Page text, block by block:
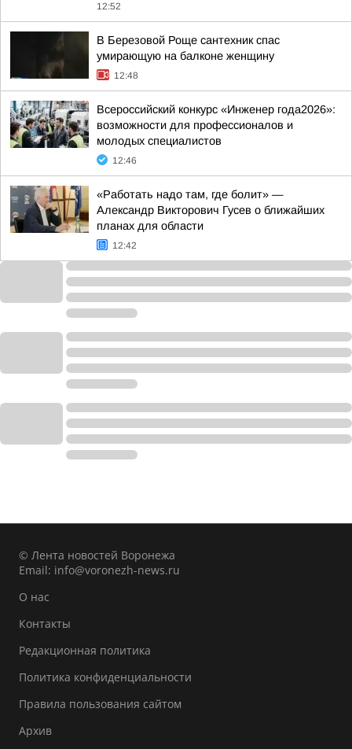
12:52
В Березовой Роще сантехник спас
умирающую на балконе женщину
12:48
Всероссийский конкурс «Инженер года2026»:
возможности для профессионалов и
молодых специалистов
12:46
«Работать надо там, где болит» —
Александр Викторович Гусев о ближайших
планах для области
12:42
© Лента новостей Воронежа
Email: info@voronezh-news.ru
О нас
Контакты
Редакционная политика
Политика конфиденциальности
Правила пользования сайтом
Архив